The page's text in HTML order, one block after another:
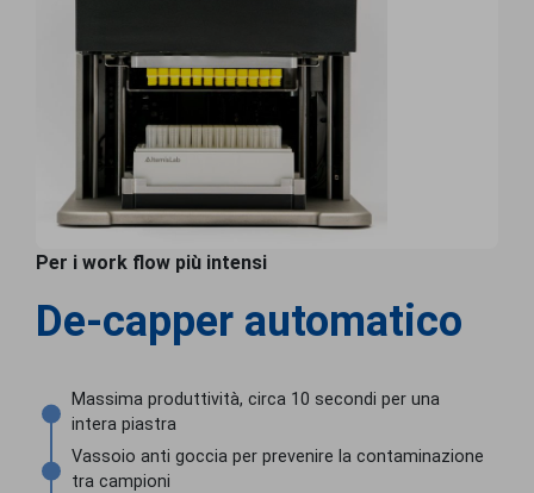
Per i work flow più intensi
De-capper automatico
Massima produttività, circa 10 secondi per una
intera piastra
Vassoio anti goccia per prevenire la contaminazione
tra campioni